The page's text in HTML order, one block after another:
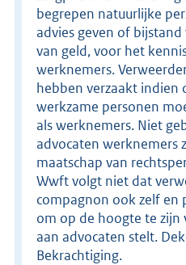
begrepen natuurlijke
advies geven of
van geld, voor het
werknemers.
hebben verzaakt indien
werkzame personen
als werknemers. Niet
advocaten werknemers
maatschap van
Wwft volgt niet dat
compagnon ook zelf
om op de hoogte te zijn
aan advocaten stelt.
Bekrachtiging.